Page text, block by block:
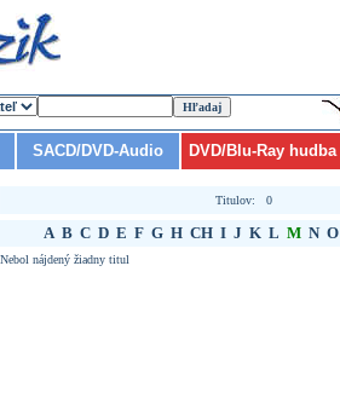
SACD/DVD-Audio DVD/Blu-Ray hudba
Titulov: 0
A B C D E F G H CH I J K L M N O
Nebol nájdený žiadny titul